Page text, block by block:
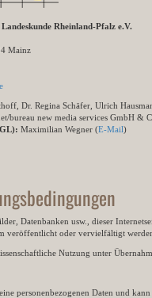
Rheinland-Pfalz e.V.
Mainz
Dr. Regina Schäfer, Ulrich
bureau new media services GmbH &
Maximilian Wegner (E-Mail)
Datenbanken usw., dieser
veröffentlicht oder vervielfältigt
Nutzung unter
personenbezogenen Daten und